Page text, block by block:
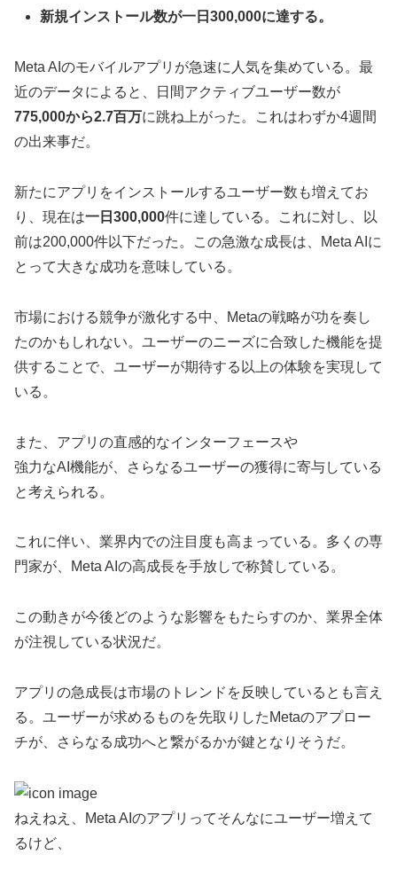
新規インストール数が一日300,000に達する。
Meta AIのモバイルアプリが急速に人気を集めている。最
近のデータによると、日間アクティブユーザー数が
775,000から2.7百万に跳ね上がった。これはわずか4週間
の出来事だ。
新たにアプリをインストールするユーザー数も増えてお
り、現在は一日300,000件に達している。これに対し、以
前は200,000件以下だった。この急激な成長は、Meta AIに
とって大きな成功を意味している。
市場における競争が激化する中、Metaの戦略が功を奏し
たのかもしれない。ユーザーのニーズに合致した機能を提
供することで、ユーザーが期待する以上の体験を実現して
いる。
また、アプリの直感的なインターフェースや
強力なAI機能が、さらなるユーザーの獲得に寄与している
と考えられる。
これに伴い、業界内での注目度も高まっている。多くの専
門家が、Meta AIの高成長を手放しで称賛している。
この動きが今後どのような影響をもたらすのか、業界全体
が注視している状況だ。
アプリの急成長は市場のトレンドを反映しているとも言え
る。ユーザーが求めるものを先取りしたMetaのアプロー
チが、さらなる成功へと繋がるかが鍵となりそうだ。
ねえねえ、Meta AIのアプリってそんなにユーザー増えて
るけど、